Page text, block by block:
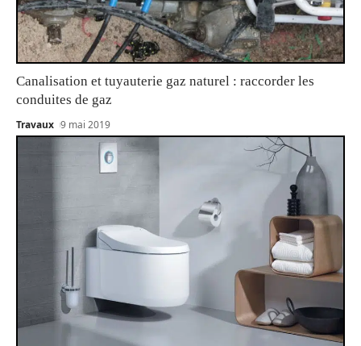
Canalisation et tuyauterie gaz naturel : raccorder les
conduites de gaz
Travaux 9 mai 2019